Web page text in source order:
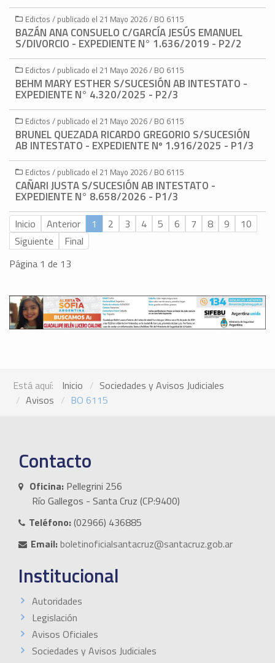
Edictos / publicado el 21 Mayo 2026 / BO 6115
BAZÁN ANA CONSUELO C/GARCÍA JESÚS EMANUEL
S/DIVORCIO - EXPEDIENTE N° 1.636/2019 - P2/2
Edictos / publicado el 21 Mayo 2026 / BO 6115
BEHM MARY ESTHER S/SUCESIÓN AB INTESTATO -
EXPEDIENTE N° 4.320/2025 - P2/3
Edictos / publicado el 21 Mayo 2026 / BO 6115
BRUNEL QUEZADA RICARDO GREGORIO S/SUCESIÓN
AB INTESTATO - EXPEDIENTE Nº 1.916/2025 - P1/3
Edictos / publicado el 21 Mayo 2026 / BO 6115
CAÑARI JUSTA S/SUCESIÓN AB INTESTATO -
EXPEDIENTE N° 8.658/2026 - P1/3
Inicio Anterior 1 2 3 4 5 6 7 8 9
10
Siguiente
Final
Página 1 de 13
Está aquí: Inicio
Sociedades y Avisos Judiciales
Avisos
BO 6115
Contacto
Oficina: Pellegrini 256
Río Gallegos - Santa Cruz (CP:9400)
Teléfono:(02966) 436885
Email:boletinoficialsantacruz@santacruz.gob.ar
Institucional
Autoridades
Legislación
Avisos Oficiales
Sociedades y Avisos Judiciales